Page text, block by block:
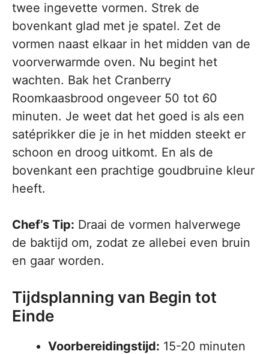
twee ingevette vormen. Strek de
bovenkant glad met je spatel. Zet de
vormen naast elkaar in het midden van de
voorverwarmde oven. Nu begint het
wachten. Bak het Cranberry
Roomkaasbrood ongeveer 50 tot 60
minuten. Je weet dat het goed is als een
satéprikker die je in het midden steekt er
schoon en droog uitkomt. En als de
bovenkant een prachtige goudbruine kleur
heeft.
Chef’s Tip: Draai de vormen halverwege
de baktijd om, zodat ze allebei even bruin
en gaar worden.
Tijdsplanning van Begin tot
Einde
Voorbereidingstijd: 15-20 minuten